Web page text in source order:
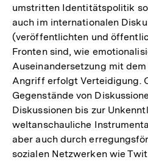
umstritten Identitätspolitik
auch im internationalen
(veröffentlichten und
Fronten sind, wie
Auseinandersetzung mit
Angriff erfolgt Verteidigung.
Gegenstände von
Diskussionen bis zur
weltanschauliche
aber auch durch
sozialen Netzwerken wie